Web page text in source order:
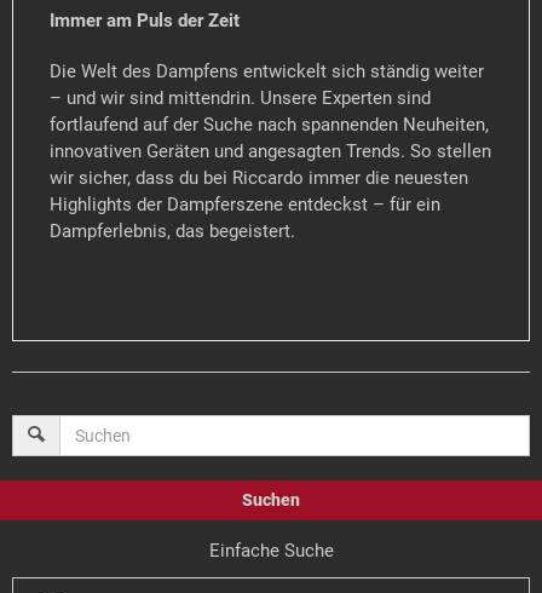
Immer am Puls der Zeit
Die Welt des Dampfens entwickelt sich ständig weiter
– und wir sind mittendrin. Unsere Experten sind
fortlaufend auf der Suche nach spannenden Neuheiten,
innovativen Geräten und angesagten Trends. So stellen
wir sicher, dass du bei Riccardo immer die neuesten
Highlights der Dampferszene entdeckst – für ein
Dampferlebnis, das begeistert.
Suchen
Einfache Suche